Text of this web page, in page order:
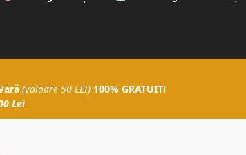
(valoare 50 LEI) 100% GRATUIT!
Lei